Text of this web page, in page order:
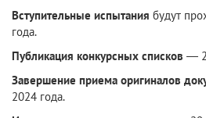
Вступительные испытания будут
года.
Публикация конкурсных списков —
Завершение приема оригиналов
2024 года.